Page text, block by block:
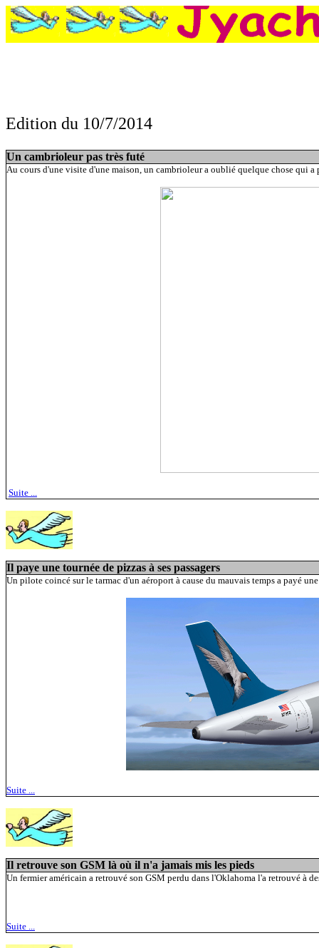
Edition du 10/7/2014
Un cambrioleur pas très futé
Au cours d'une visite d'une maison, un cambrioleur a oublié quelque chose qui a
Suite ...
Il paye une tournée de pizzas à ses passagers
Un pilote coincé sur le tarmac d'un aéroport à cause du mauvais temps a payé une
Suite ...
Il retrouve son GSM là où il n'a jamais mis les pieds
Un fermier américain a retrouvé son GSM perdu dans l'Oklahoma l'a retrouvé à
Suite ...